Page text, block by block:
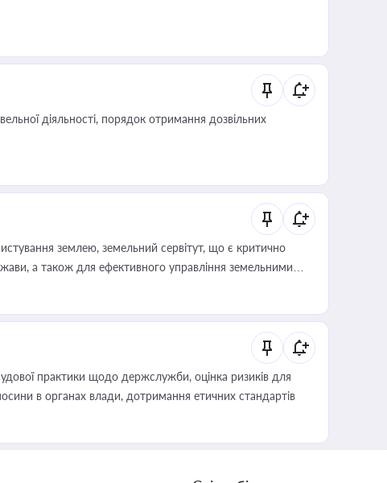
діяльності, порядок отримання дозвільних
землею, земельний сервітут, що є критично
а також для ефективного управління земельними
практики щодо держслужби, оцінка ризиків для
в органах влади, дотримання етичних стандартів